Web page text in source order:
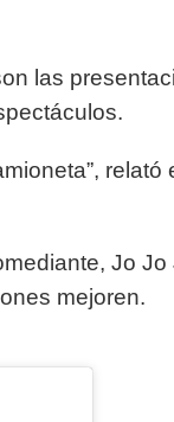
las
relató
Jo
mejoren.